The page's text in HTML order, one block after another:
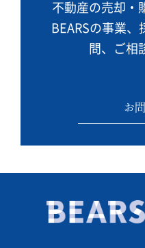
不動産の売却・
BEARSの事業、
問、ご相
お